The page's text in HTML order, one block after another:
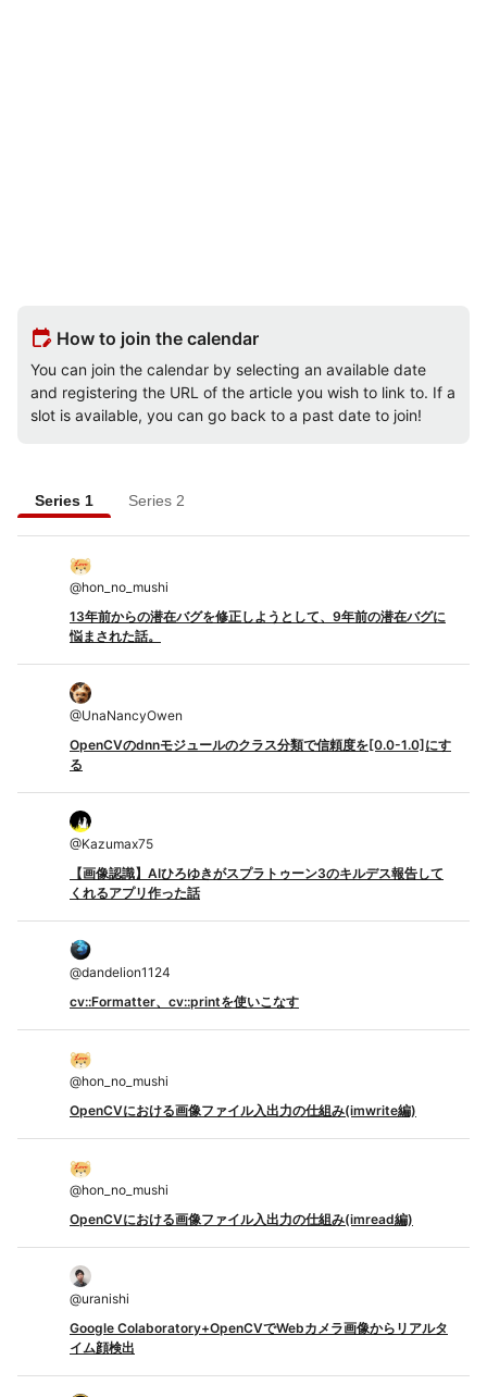
edit_calendar How to join the calendar
You can join the calendar by selecting an available date
and registering the URL of the article you wish to link to. If a
slot is available, you can go back to a past date to join!
Series 1 Series 2
@hon_no_mushi
13年前からの潜在バグを修正しようとして、9年前の潜在バグに
悩まされた話。
@UnaNancyOwen
OpenCVのdnnモジュールのクラス分類で信頼度を[0.0-1.0]にす
る
@Kazumax75
【画像認識】AIひろゆきがスプラトゥーン3のキルデス報告して
くれるアプリ作った話
@dandelion1124
cv::Formatter、cv::printを使いこなす
@hon_no_mushi
OpenCVにおける画像ファイル入出力の仕組み(imwrite編)
@hon_no_mushi
OpenCVにおける画像ファイル入出力の仕組み(imread編)
@uranishi
Google Colaboratory+OpenCVでWebカメラ画像からリアルタ
イム顔検出